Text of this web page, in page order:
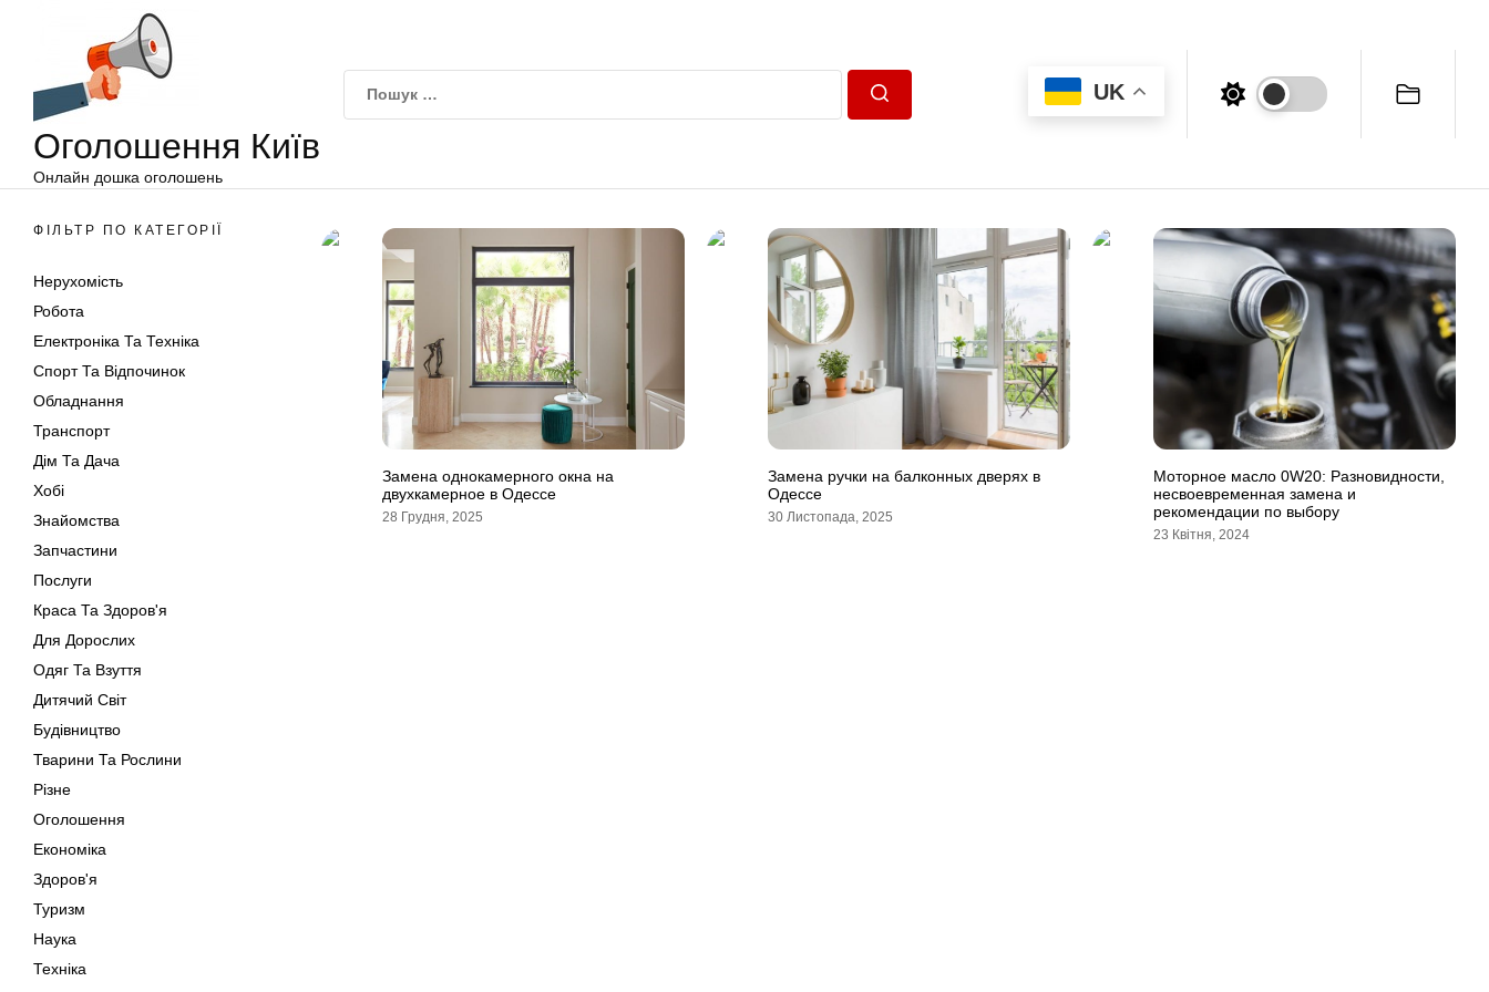
Оголошення Київ
Онлайн дошка оголошень
UK
ФІЛЬТР ПО КАТЕГОРІЇ
Нерухомість
Робота
Електроніка Та Техніка
Спорт Та Відпочинок
Обладнання
Транспорт
Дім Та Дача
Хобі
Знайомства
Запчастини
Послуги
Краса Та Здоров'я
Для Дорослих
Одяг Та Взуття
Дитячий Світ
Будівництво
Тварини Та Рослини
Різне
Оголошення
Економіка
Здоров'я
Туризм
Наука
Техніка
Замена однокамерного окна на
двухкамерное в Одессе
28 Грудня, 2025
Замена ручки на балконных дверях в
Одессе
30 Листопада, 2025
Моторное масло 0W20: Разновидности,
несвоевременная замена и
рекомендации по выбору
23 Квітня, 2024